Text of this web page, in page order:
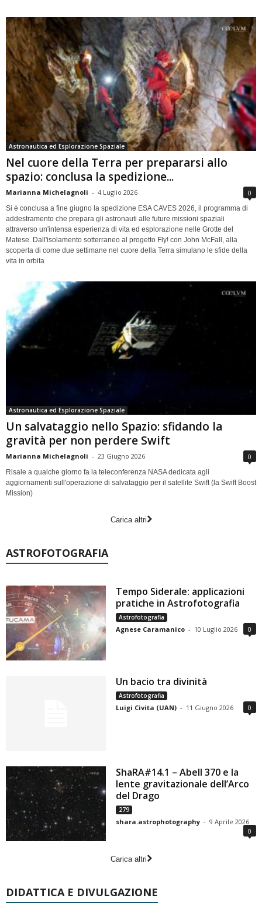
Astronautica ed Esplorazione Spaziale
Nel cuore della Terra per prepararsi allo
spazio: conclusa la spedizione...
Marianna Michelagnoli - 4 Luglio 2026 0
Si è conclusa a fine giugno la spedizione ESA CAVES 2026, il programma di
addestramento che prepara gli astronauti alle future missioni spaziali
attraverso un'intensa esperienza di vita ed esplorazione nelle Grotte del
Matese. Dall'isolamento sotterraneo al progetto Fly! con John McFall, alla
scoperta di come due settimane nel cuore della Terra simulano le sfide della
vita in orbita
Astronautica ed Esplorazione Spaziale
Un salvataggio nello Spazio: sfidando la
gravità per non perdere Swift
Marianna Michelagnoli - 23 Giugno 2026 0
Risale a qualche giorno fa la teleconferenza NASA dedicata agli
aggiornamenti sull'operazione di salvataggio per il satellite Swift (la Swift Boost
Mission)
Carica altri
ASTROFOTOGRAFIA
Tempo Siderale: applicazioni
pratiche in Astrofotografia
Astrofotografia
Agnese Caramanico - 10 Luglio 2026 0
Un bacio tra divinità
Astrofotografia
Luigi Civita (UAN) - 11 Giugno 2026 0
ShaRA#14.1 – Abell 370 e la
lente gravitazionale dell’Arco
del Drago
279
shara.astrophotography - 9 Aprile 2026
0
Carica altri
DIDATTICA E DIVULGAZIONE